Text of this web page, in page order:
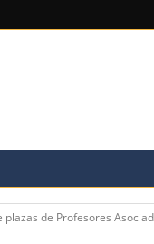
plazas de Profesores